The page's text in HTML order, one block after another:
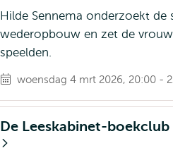
Hilde Sennema onderzoekt
wederopbouw en zet de
speelden.
woensdag 4 mrt 2026, 20:00 -
De Leeskabinet-